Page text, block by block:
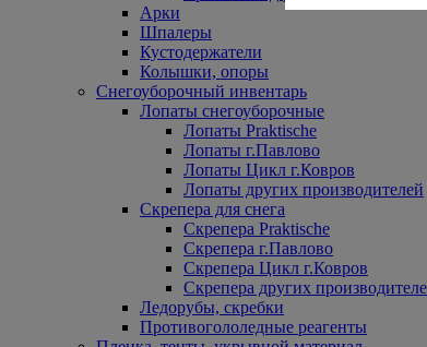
Арки
Шпалеры
Кустодержатели
Колышки, опоры
Снегоуборочный инвентарь
Лопаты снегоуборочные
Лопаты Praktische
Лопаты г.Павлово
Лопаты Цикл г.Ковров
Лопаты других производителей
Скрепера для снега
Скрепера Praktische
Скрепера г.Павлово
Скрепера Цикл г.Ковров
Скрепера других
Ледорубы, скребки
Противогололедные реагенты